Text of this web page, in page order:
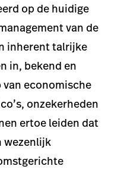
op de huidige
van de
inherent talrijke
in, bekend en
economische
onzekerheden
ertoe leiden dat
wezenlijk